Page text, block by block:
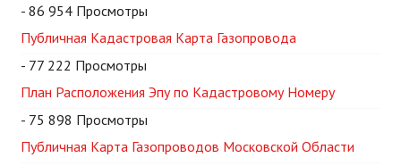
- 86 954 Просмотры
Публичная Кадастровая Карта Газопровода
- 77 222 Просмотры
План Расположения Эпу по Кадастровому Номеру
- 75 898 Просмотры
Публичная Карта Газопроводов Московской Области